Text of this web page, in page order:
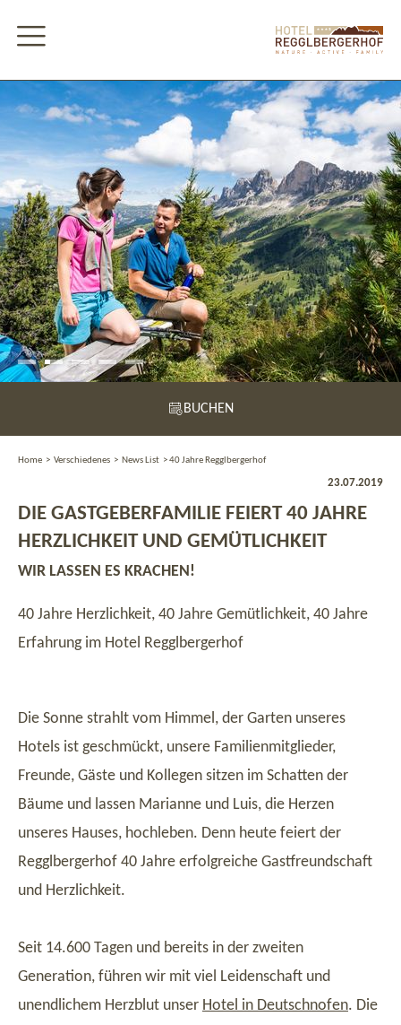
BUCHEN
Home > Verschiedenes > News List >40 Jahre Regglbergerhof
23.07.2019
DIE GASTGEBERFAMILIE FEIERT 40 JAHRE
HERZLICHKEIT UND GEMÜTLICHKEIT
WIR LASSEN ES KRACHEN!
40 Jahre Herzlichkeit, 40 Jahre Gemütlichkeit, 40 Jahre
Erfahrung im Hotel Regglbergerhof
Die Sonne strahlt vom Himmel, der Garten unseres
Hotels ist geschmückt, unsere Familienmitglieder,
Freunde, Gäste und Kollegen sitzen im Schatten der
Bäume und lassen Marianne und Luis, die Herzen
unseres Hauses, hochleben. Denn heute feiert der
Regglbergerhof 40 Jahre erfolgreiche Gastfreundschaft
und Herzlichkeit.
Seit 14.600 Tagen und bereits in der zweiten
Generation, führen wir mit viel Leidenschaft und
unendlichem Herzblut unser Hotel in Deutschnofen. Die